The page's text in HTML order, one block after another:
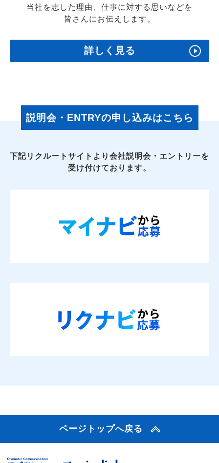
当社を志した理由、仕事に対する思いなどを
皆さんにお伝えします。
詳しく見る
説明会・ENTRYの申し込みはこちら
下記リクルートサイトより会社説明会・エントリーを
受け付けております。
ページトップへ戻る